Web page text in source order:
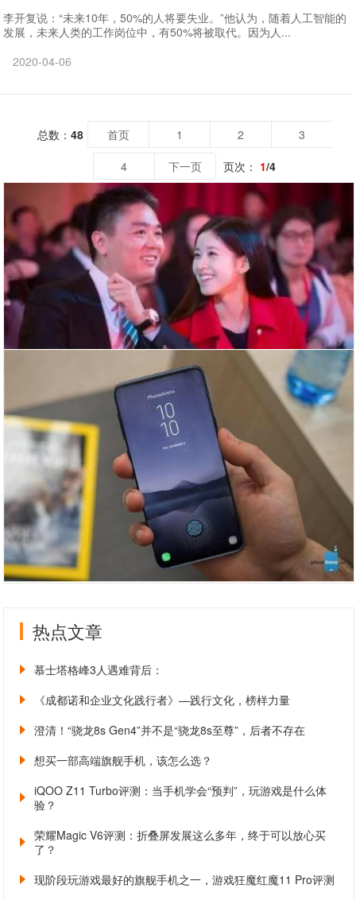
李开复说：“未来10年，50%的人将要失业。”他认为，随着人工智能的
发展，未来人类的工作岗位中，有50%将被取代。因为人...
2020-04-06
总数： 48 首页 1 2
3
4
下一页 页次： 1/4
热点文章
慕士塔格峰3人遇难背后：
《成都诺和企业文化践行者》—践行文化，榜样力量
澄清！“骁龙8s Gen4”并不是“骁龙8s至尊”，后者不存在
想买一部高端旗舰手机，该怎么选？
iQOO Z11 Turbo评测：当手机学会“预判”，玩游戏是什么体
验？
荣耀Magic V6评测：折叠屏发展这么多年，终于可以放心买
了？
现阶段玩游戏最好的旗舰手机之一，游戏狂魔红魔11 Pro评测